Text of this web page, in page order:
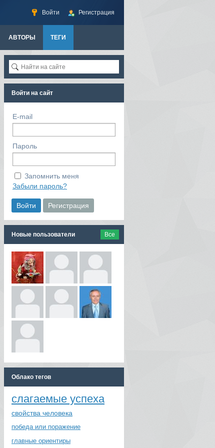
Войти Регистрация
АВТОРЫ ТЕГИ
Войти на сайт
E-mail
Пароль
Запомнить меня
Забыли пароль?
Новые пользователи Все
Облако тегов
слагаемые успеха
свойства человека
победа или поражение
главные ориентиры